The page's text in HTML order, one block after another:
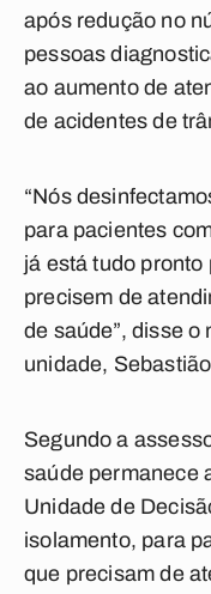
após redução no
pessoas
ao aumento de
de acidentes de
“Nós
para pacientes
já está tudo
precisem de
de saúde”, disse
unidade,
Segundo a
saúde permanece
Unidade de
isolamento, para
que precisam de